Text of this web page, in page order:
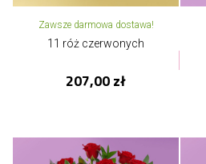
Zawsze darmowa dostawa!
11 róż czerwonych
207,00 zł